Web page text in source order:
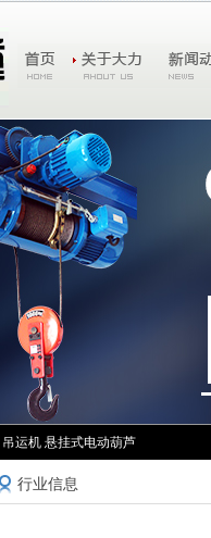
吊运机 悬挂式电动葫芦
行业信息